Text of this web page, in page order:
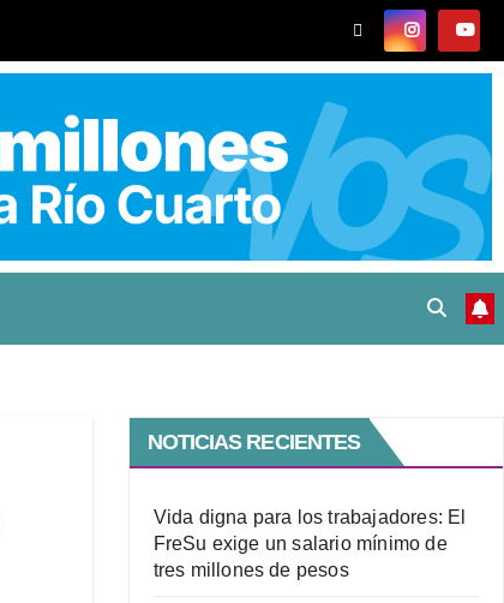
NOTICIAS RECIENTES
Vida digna para los trabajadores: El
FreSu exige un salario mínimo de
tres millones de pesos